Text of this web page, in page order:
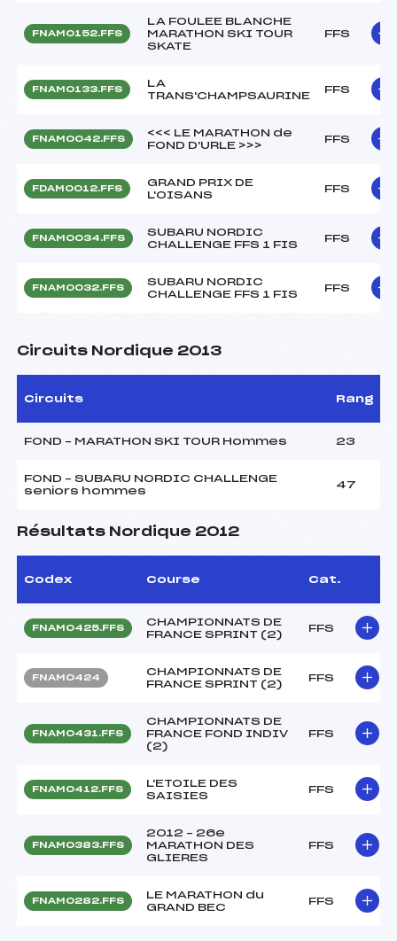
FNAM0152.FFS
LA FOULEE BLANCHE
MARATHON SKI TOUR
SKATE
FFS
FNAM0133.FFS
LA
TRANS'CHAMPSAURINE
FFS
FNAM0042.FFS
<<< LE MARATHON de
FOND D'URLE >>>
FFS
FDAM0012.FFS
GRAND PRIX DE
L'OISANS
FFS
FNAM0034.FFS
SUBARU NORDIC
CHALLENGE FFS 1 FIS
FFS
FNAM0032.FFS
SUBARU NORDIC
CHALLENGE FFS 1 FIS
FFS
Circuits Nordique 2013
Circuits Rang
FOND – MARATHON SKI TOUR Hommes 23
FOND – SUBARU NORDIC CHALLENGE
seniors hommes
47
Résultats Nordique 2012
Codex Course Cat.
FNAM0425.FFS
CHAMPIONNATS DE
FRANCE SPRINT (2)
FFS
FNAM0424
CHAMPIONNATS DE
FRANCE SPRINT (2)
FFS
FNAM0431.FFS
CHAMPIONNATS DE
FRANCE FOND INDIV
(2)
FFS
FNAM0412.FFS
L'ETOILE DES
SAISIES
FFS
FNAM0383.FFS
2012 – 26e
MARATHON DES
GLIERES
FFS
FNAM0282.FFS
LE MARATHON du
GRAND BEC
FFS